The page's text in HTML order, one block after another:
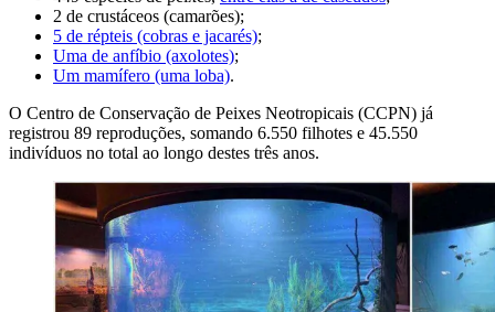
2 de crustáceos (camarões);
5 de répteis (cobras e jacarés);
Uma de anfíbio (axolotes);
Um mamífero (uma loba).
O Centro de Conservação de Peixes Neotropicais (CCPN) já
registrou 89 reproduções, somando 6.550 filhotes e 45.550
indivíduos no total ao longo destes três anos.